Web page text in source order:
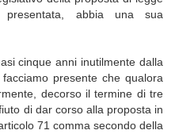
abbia una sua
cinque anni inutilmente dalla
presente che qualora
decorso il termine di tre
di dar corso alla proposta in
71 comma secondo della